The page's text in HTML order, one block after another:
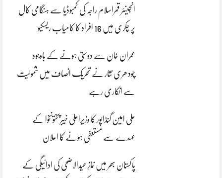
انجینئر قمراسلام راجہ کی کمبوڈیا سے ہنگامی کال
پر چکری میں 16 افراد کا کامیاب ریسکیو
عمران خان سے دوستی ہونے کے باوجود
چودھری نثار نے تحریک انصاف میں شمولیت
سے انکاری رہے
علی امین گنڈاپور کا وزیراعلیٰ خیبرپختونخوا کے
عہدے سے مستعفی ہونے کا اعلان
پاکستان بھر میں نمازِ عیدالاضحی کی ادائیگی کے